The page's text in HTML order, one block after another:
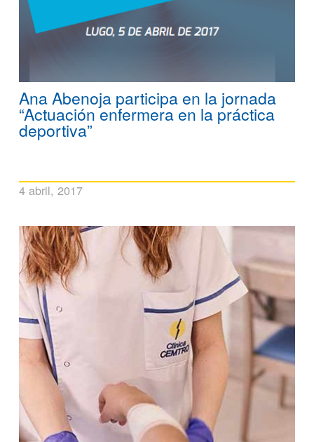
Ana Abenoja participa en la jornada
“Actuación enfermera en la práctica
deportiva”
4 abril, 2017